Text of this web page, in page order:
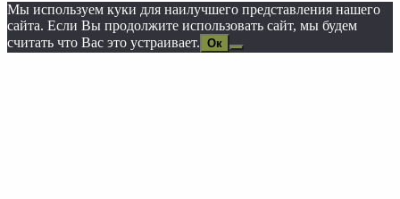
Мы используем куки для наилучшего представления нашего
сайта. Если Вы продолжите использовать сайт, мы будем
считать что Вас это устраивает. Ок